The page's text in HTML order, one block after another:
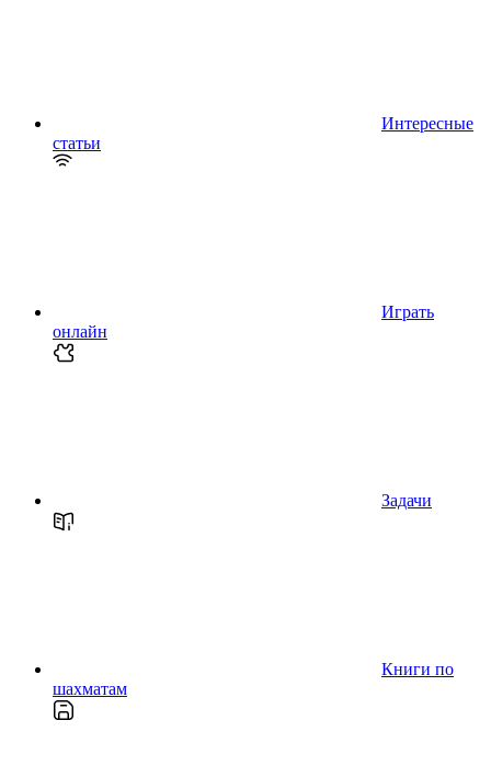
Интересные
статьи
Играть
онлайн
Задачи
Книги по
шахматам